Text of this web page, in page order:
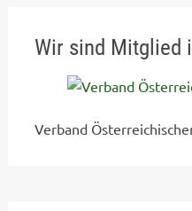
Wir sind Mitglied
Verband